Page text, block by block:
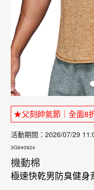
★父刻帥氣節｜全面8
活動期間：2026/07/29
3G840924
機動棉
極速快乾男防臭健身